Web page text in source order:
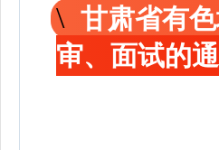
甘肃省有
审、面试的